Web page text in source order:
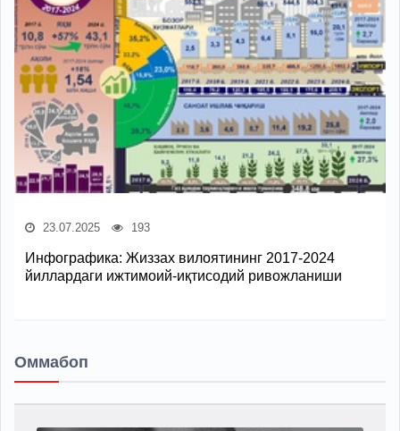
23.07.2025 193
Инфографика: Жиззах вилоятининг 2017-2024
йиллардаги ижтимоий-иқтисодий ривожланиши
Оммабоп